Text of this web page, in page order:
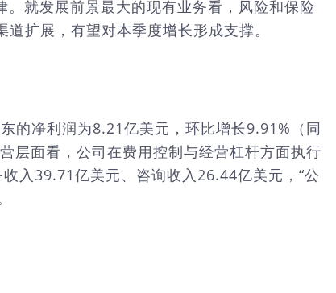
就发展前景最大的现有业务看，风险和保险
扩展，有望对本季度增长形成支撑。
的净利润为8.21亿美元，环比增长9.91%（同
层面看，公司在费用控制与经营杠杆方面执行
入39.71亿美元、咨询收入26.44亿美元，“公